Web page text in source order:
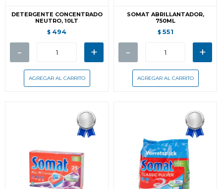
DETERGENTE CONCENTRADO
NEUTRO, 10LT
$ 494
- +
SOMAT ABRILLANTADOR,
750ML
$ 551
- +